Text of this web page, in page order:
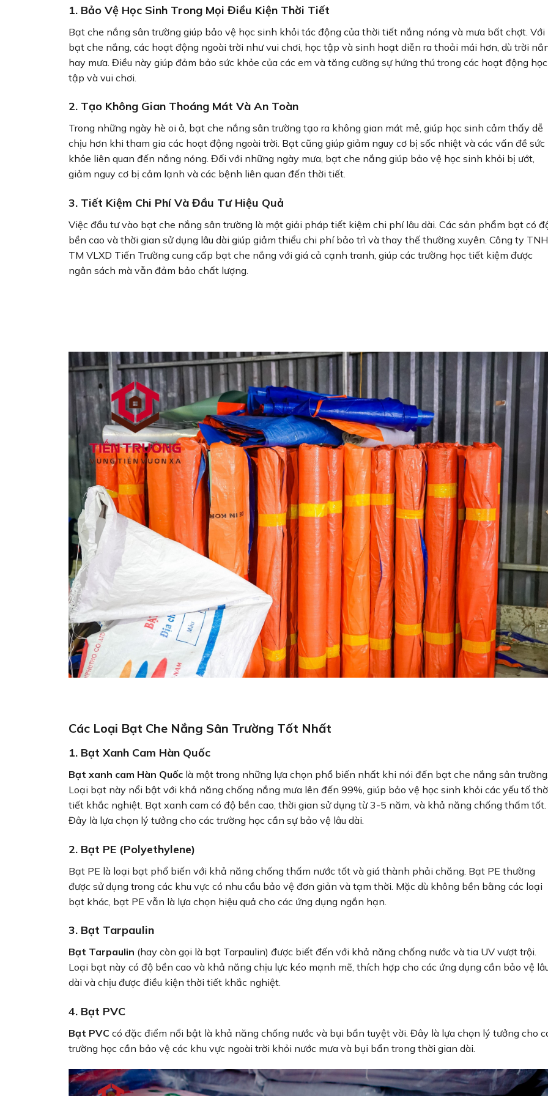
1. Bảo Vệ Học Sinh Trong Mọi Điều Kiện Thời Tiết
Bạt che nắng sân trường giúp bảo vệ học sinh khỏi tác động của thời tiết nắng nóng và mưa bất chợt. Với
bạt che nắng, các hoạt động ngoài trời như vui chơi, học tập và sinh hoạt diễn ra thoải mái hơn, dù trời
hay mưa. Điều này giúp đảm bảo sức khỏe của các em và tăng cường sự hứng thú trong các hoạt động học
tập và vui chơi.
2. Tạo Không Gian Thoáng Mát Và An Toàn
Trong những ngày hè oi ả, bạt che nắng sân trường tạo ra không gian mát mẻ, giúp học sinh cảm thấy dễ
chịu hơn khi tham gia các hoạt động ngoài trời. Bạt cũng giúp giảm nguy cơ bị sốc nhiệt và các vấn đề sức
khỏe liên quan đến nắng nóng. Đối với những ngày mưa, bạt che nắng giúp bảo vệ học sinh khỏi bị ướt,
giảm nguy cơ bị cảm lạnh và các bệnh liên quan đến thời tiết.
3. Tiết Kiệm Chi Phí Và Đầu Tư Hiệu Quả
Việc đầu tư vào bạt che nắng sân trường là một giải pháp tiết kiệm chi phí lâu dài. Các sản phẩm bạt có
bền cao và thời gian sử dụng lâu dài giúp giảm thiểu chi phí bảo trì và thay thế thường xuyên. Công ty
TM VLXD Tiến Trường cung cấp bạt che nắng với giá cả cạnh tranh, giúp các trường học tiết kiệm được
ngân sách mà vẫn đảm bảo chất lượng.
Các Loại Bạt Che Nắng Sân Trường Tốt Nhất
1. Bạt Xanh Cam Hàn Quốc
Bạt xanh cam Hàn Quốc là một trong những lựa chọn phổ biến nhất khi nói đến bạt che nắng sân
Loại bạt này nổi bật với khả năng chống nắng mưa lên đến 99%, giúp bảo vệ học sinh khỏi các yếu tố
tiết khắc nghiệt. Bạt xanh cam có độ bền cao, thời gian sử dụng từ 3-5 năm, và khả năng chống thấm tốt.
Đây là lựa chọn lý tưởng cho các trường học cần sự bảo vệ lâu dài.
2. Bạt PE (Polyethylene)
Bạt PE là loại bạt phổ biến với khả năng chống thấm nước tốt và giá thành phải chăng. Bạt PE thường
được sử dụng trong các khu vực có nhu cầu bảo vệ đơn giản và tạm thời. Mặc dù không bền bằng các loại
bạt khác, bạt PE vẫn là lựa chọn hiệu quả cho các ứng dụng ngắn hạn.
3. Bạt Tarpaulin
Bạt Tarpaulin (hay còn gọi là bạt Tarpaulin) được biết đến với khả năng chống nước và tia UV vượt trội.
Loại bạt này có độ bền cao và khả năng chịu lực kéo mạnh mẽ, thích hợp cho các ứng dụng cần bảo vệ
dài và chịu được điều kiện thời tiết khắc nghiệt.
4. Bạt PVC
Bạt PVC có đặc điểm nổi bật là khả năng chống nước và bụi bẩn tuyệt vời. Đây là lựa chọn lý tưởng cho
trường học cần bảo vệ các khu vực ngoài trời khỏi nước mưa và bụi bẩn trong thời gian dài.